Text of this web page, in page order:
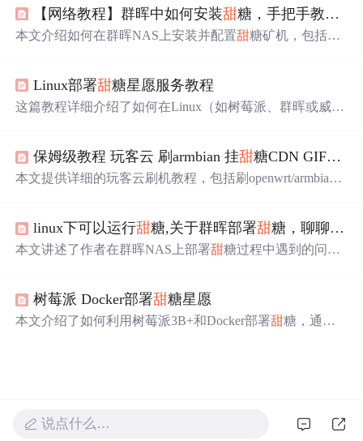
【网络教程】群晖中如何安装甜糖，手把手教您Docker安装
本文介绍如何在群晖NAS上安装并配置甜糖矿机，包括Do
Linux部署甜糖星愿服务教程
这篇教程详细介绍了如何在Linux（如树莓派、群晖或威联
r、创建Docker容器、开启UPnP服务和端口映射，以及绑
定设备。按照30Mbps上行带宽的测试，每天收益约1到2
保姆级教程 玩客云 刷armbian 挂甜糖CDN GIF动图教程
本文提供详细的玩客云刷机教程，包括刷openwrt/armbian
linux下可以运行甜糖,关于群晖部署甜糖，聊聊我走过的那些坑
本文讲述了作者在群晖NAS上部署甜糖过程中遇到的问
读者避坑，特别提到Docker网络配置中的物理网卡名称和
创建桥接网络的重要性。
树莓派 Docker部署甜糖星愿
本文介绍了如何利用树莓派3B+和Docker部署甜糖，通过
说点什么…